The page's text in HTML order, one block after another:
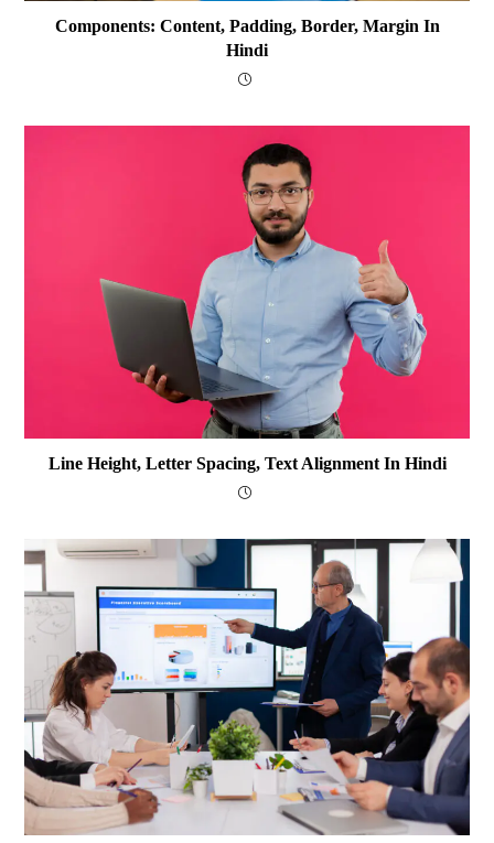
Components: Content, Padding, Border, Margin In
Hindi
Line Height, Letter Spacing, Text Alignment In Hindi